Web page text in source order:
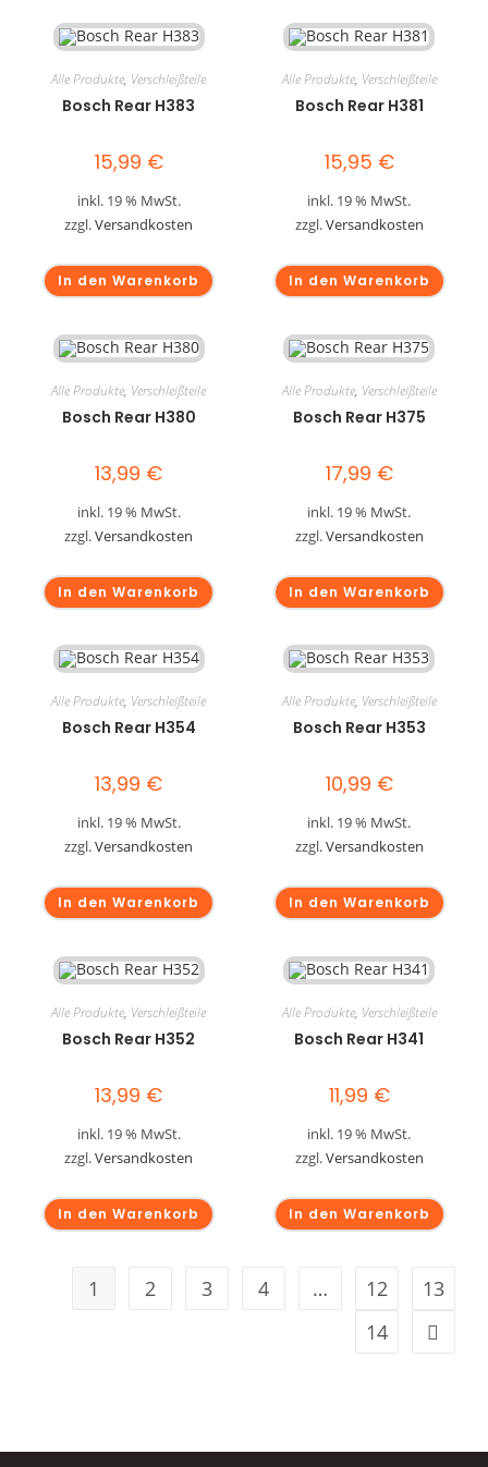
Alle Produkte, Verschleißteile
Bosch Rear H383
15,99 €
inkl. 19 % MwSt.
zzgl.Versandkosten
In den Warenkorb
Alle Produkte, Verschleißteile
Bosch Rear H381
15,95 €
inkl. 19 % MwSt.
zzgl.Versandkosten
In den Warenkorb
Alle Produkte, Verschleißteile
Bosch Rear H380
13,99 €
inkl. 19 % MwSt.
zzgl.Versandkosten
In den Warenkorb
Alle Produkte, Verschleißteile
Bosch Rear H375
17,99 €
inkl. 19 % MwSt.
zzgl.Versandkosten
In den Warenkorb
Alle Produkte, Verschleißteile
Bosch Rear H354
13,99 €
inkl. 19 % MwSt.
zzgl.Versandkosten
In den Warenkorb
Alle Produkte, Verschleißteile
Bosch Rear H353
10,99 €
inkl. 19 % MwSt.
zzgl.Versandkosten
In den Warenkorb
Alle Produkte, Verschleißteile
Bosch Rear H352
13,99 €
inkl. 19 % MwSt.
zzgl.Versandkosten
In den Warenkorb
Alle Produkte, Verschleißteile
Bosch Rear H341
11,99 €
inkl. 19 % MwSt.
zzgl.Versandkosten
In den Warenkorb
1 2 3 4 … 12
13
14